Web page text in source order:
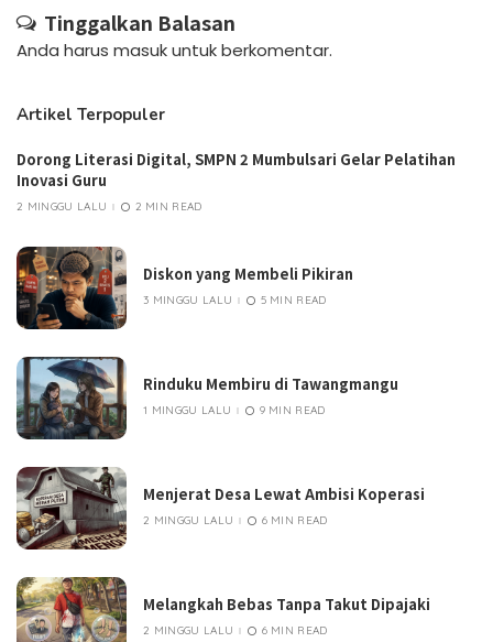
Tinggalkan Balasan
Anda harus masukuntuk berkomentar.
Artikel Terpopuler
Dorong Literasi Digital, SMPN 2 Mumbulsari Gelar Pelatihan
Inovasi Guru
2 MINGGU LALU 2 MIN READ
Diskon yang Membeli Pikiran
3 MINGGU LALU 5 MIN READ
Rinduku Membiru di Tawangmangu
1 MINGGU LALU 9 MIN READ
Menjerat Desa Lewat Ambisi Koperasi
2 MINGGU LALU 6 MIN READ
Melangkah Bebas Tanpa Takut Dipajaki
2 MINGGU LALU 6 MIN READ